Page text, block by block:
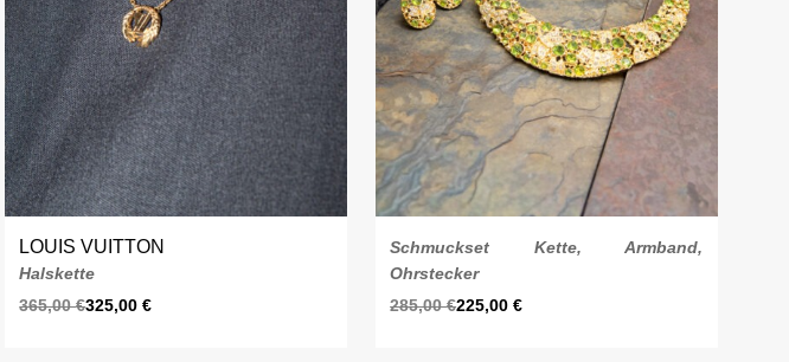
LOUIS VUITTON
Halskette
365,00€325,00€
Schmuckset Kette, Armband,
Ohrstecker
285,00€225,00€